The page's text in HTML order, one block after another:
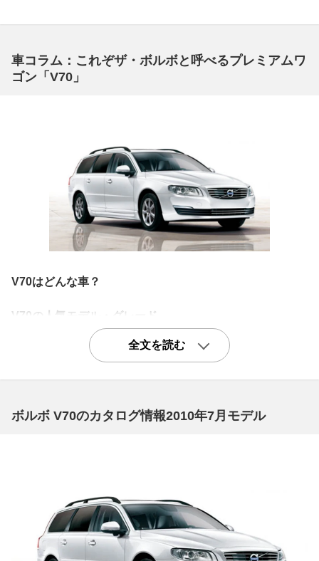
車コラム：これぞザ・ボルボと呼べるプレミアムワ
ゴン「V70」
V70はどんな車？
V70の人気モデル・グレード
5気筒エンジンの初期のベーシックモデル「2.5TLE」
2.5TLEは2521ccの直列5気筒ターボエンジンを搭載した
グレードで、2011年に4気筒エンジンが登場するまではV
は300Nmで、6速ATとの組み合わせにより1750kgの重量
ントロールなど、ほぼフル装備。上位グレードとの違いは
ホイールが16インチとなることと、オーディオが80Wの
スタンダード仕様となること、クルーズコントロールが備
わらないことくらいです。それから4WDの設定はなく、F
全文を読む
ボルボ V70のカタログ情報2010年7月モデル